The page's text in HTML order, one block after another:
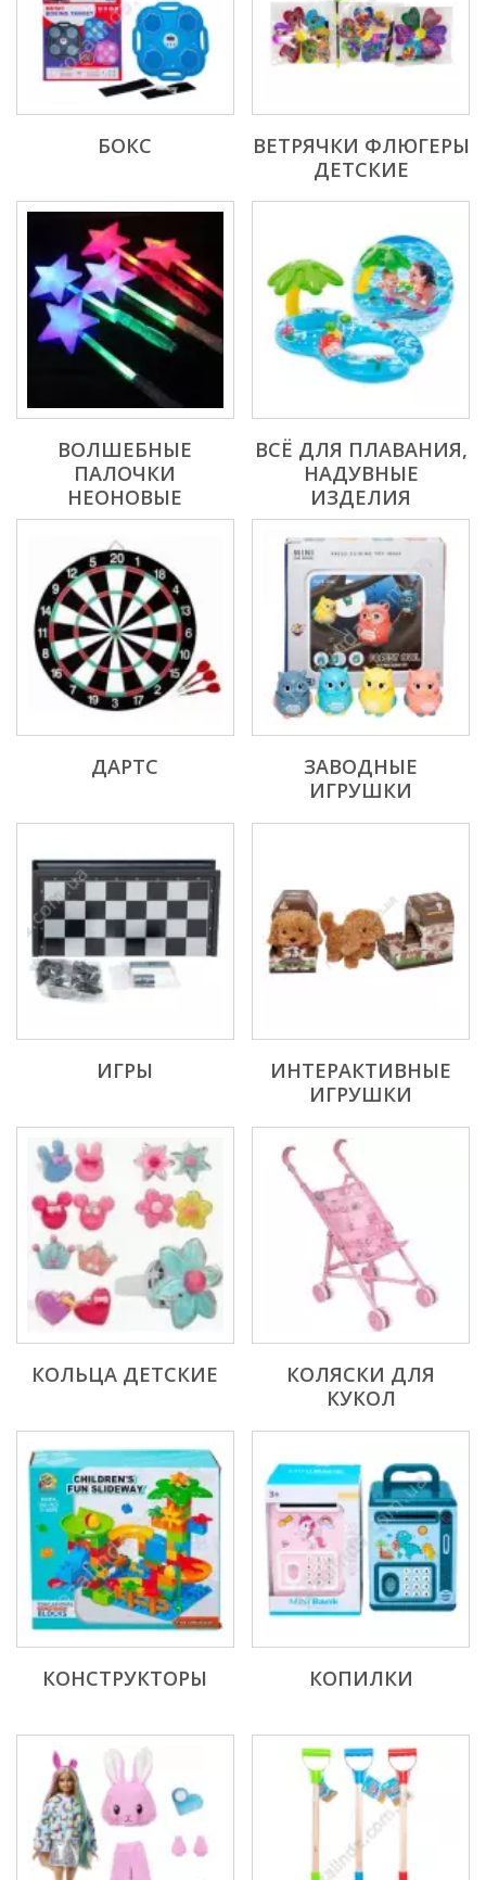
БОКС
ВЕТРЯЧКИ ФЛЮГЕРЫ
ДЕТСКИЕ
ВОЛШЕБНЫЕ
ПАЛОЧКИ
НЕОНОВЫЕ
ВСЁ ДЛЯ ПЛАВАНИЯ,
НАДУВНЫЕ
ИЗДЕЛИЯ
ДАРТС
ЗАВОДНЫЕ
ИГРУШКИ
ИГРЫ
ИНТЕРАКТИВНЫЕ
ИГРУШКИ
КОЛЬЦА ДЕТСКИЕ
КОЛЯСКИ ДЛЯ
КУКОЛ
КОНСТРУКТОРЫ КОПИЛКИ